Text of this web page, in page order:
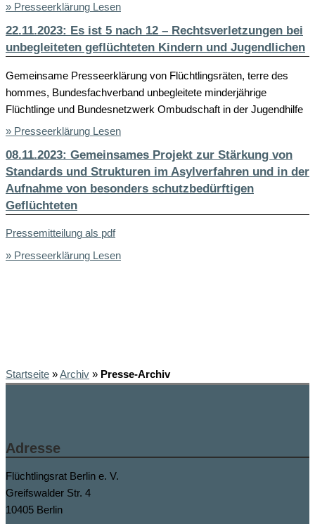
» Presseerklärung Lesen
22.11.2023: Es ist 5 nach 12 – Rechtsverletzungen bei
unbegleiteten geflüchteten Kindern und Jugendlichen
Gemeinsame Presseerklärung von Flüchtlingsräten, terre des
hommes, Bundesfachverband unbegleitete minderjährige
Flüchtlinge und Bundesnetzwerk Ombudschaft in der Jugendhilfe
» Presseerklärung Lesen
08.11.2023: Gemeinsames Projekt zur Stärkung von
Standards und Strukturen im Asylverfahren und in der
Aufnahme von besonders schutzbedürftigen
Geflüchteten
Pressemitteilung als pdf
» Presseerklärung Lesen
Startseite »Archiv » Presse-Archiv
Adresse
Flüchtlingsrat Berlin e. V.
Greifswalder Str. 4
10405 Berlin